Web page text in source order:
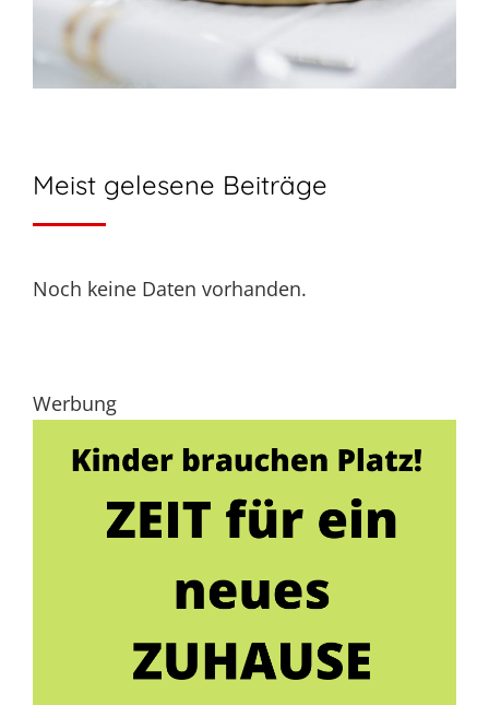
Meist gelesene Beiträge
Noch keine Daten vorhanden.
Werbung